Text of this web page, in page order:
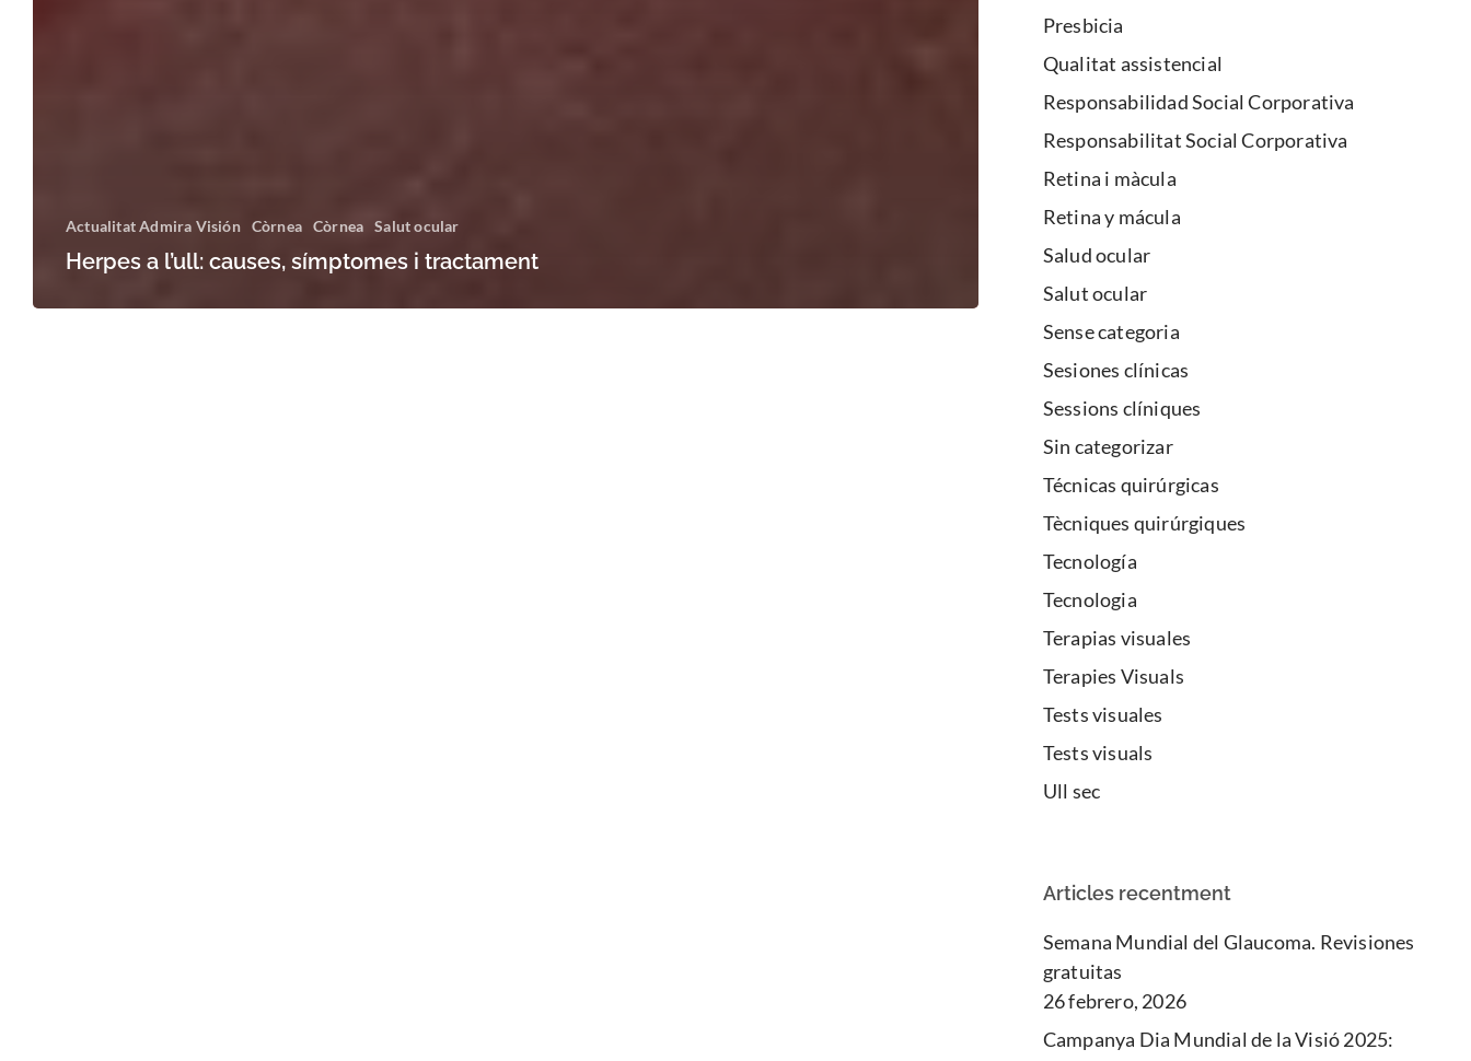
Actualitat Admira Visión Còrnea Còrnea Salut ocular
Herpes a l’ull: causes, símptomes i tractament
Presbicia
Qualitat assistencial
Responsabilidad Social Corporativa
Responsabilitat Social Corporativa
Retina i màcula
Retina y mácula
Salud ocular
Salut ocular
Sense categoria
Sesiones clínicas
Sessions clíniques
Sin categorizar
Técnicas quirúrgicas
Tècniques quirúrgiques
Tecnología
Tecnologia
Terapias visuales
Terapies Visuals
Tests visuales
Tests visuals
Ull sec
Articles recentment
Semana Mundial del Glaucoma. Revisiones
gratuitas
26 febrero, 2026
Campanya Dia Mundial de la Visió 2025: